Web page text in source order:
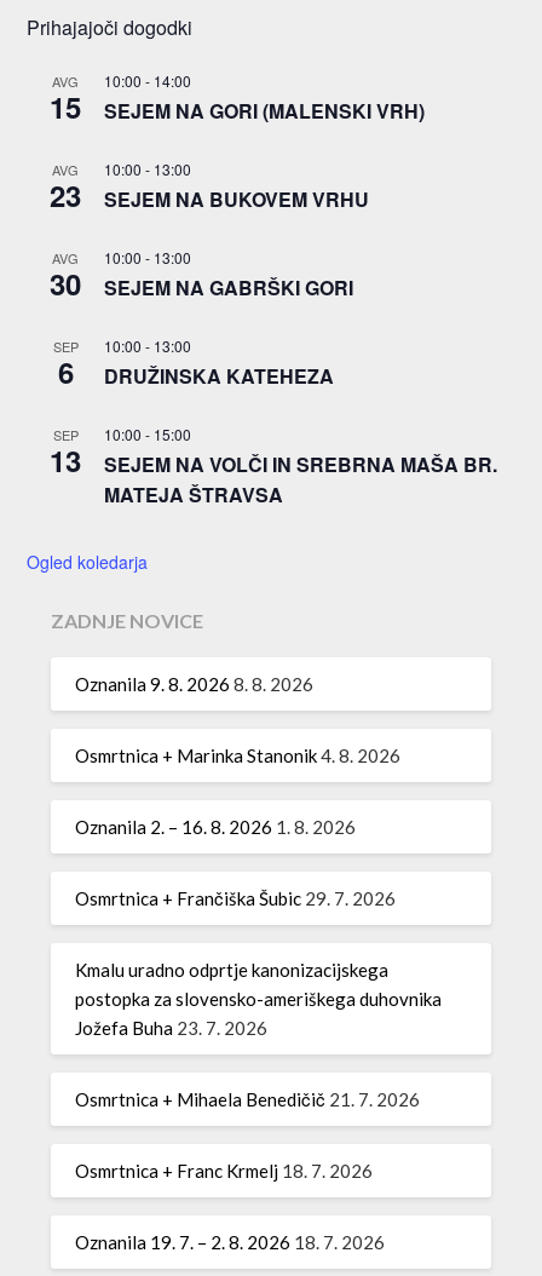
Prihajajoči dogodki
AVG
15
10:00 - 14:00
SEJEM NA GORI (MALENSKI VRH)
AVG
23
10:00 - 13:00
SEJEM NA BUKOVEM VRHU
AVG
30
10:00 - 13:00
SEJEM NA GABRŠKI GORI
SEP
6
10:00 - 13:00
DRUŽINSKA KATEHEZA
SEP
13
10:00 - 15:00
SEJEM NA VOLČI IN SREBRNA MAŠA BR.
MATEJA ŠTRAVSA
Ogled koledarja
ZADNJE NOVICE
Oznanila 9. 8. 2026 8. 8. 2026
Osmrtnica + Marinka Stanonik4. 8. 2026
Oznanila 2. – 16. 8. 2026 1. 8. 2026
Osmrtnica + Frančiška Šubic 29. 7. 2026
Kmalu uradno odprtje kanonizacijskega
postopka za slovensko-ameriškega duhovnika
Jožefa Buha 23. 7. 2026
Osmrtnica + Mihaela Benedičič 21. 7. 2026
Osmrtnica + Franc Krmelj 18. 7. 2026
Oznanila 19. 7. – 2. 8. 2026 18. 7. 2026